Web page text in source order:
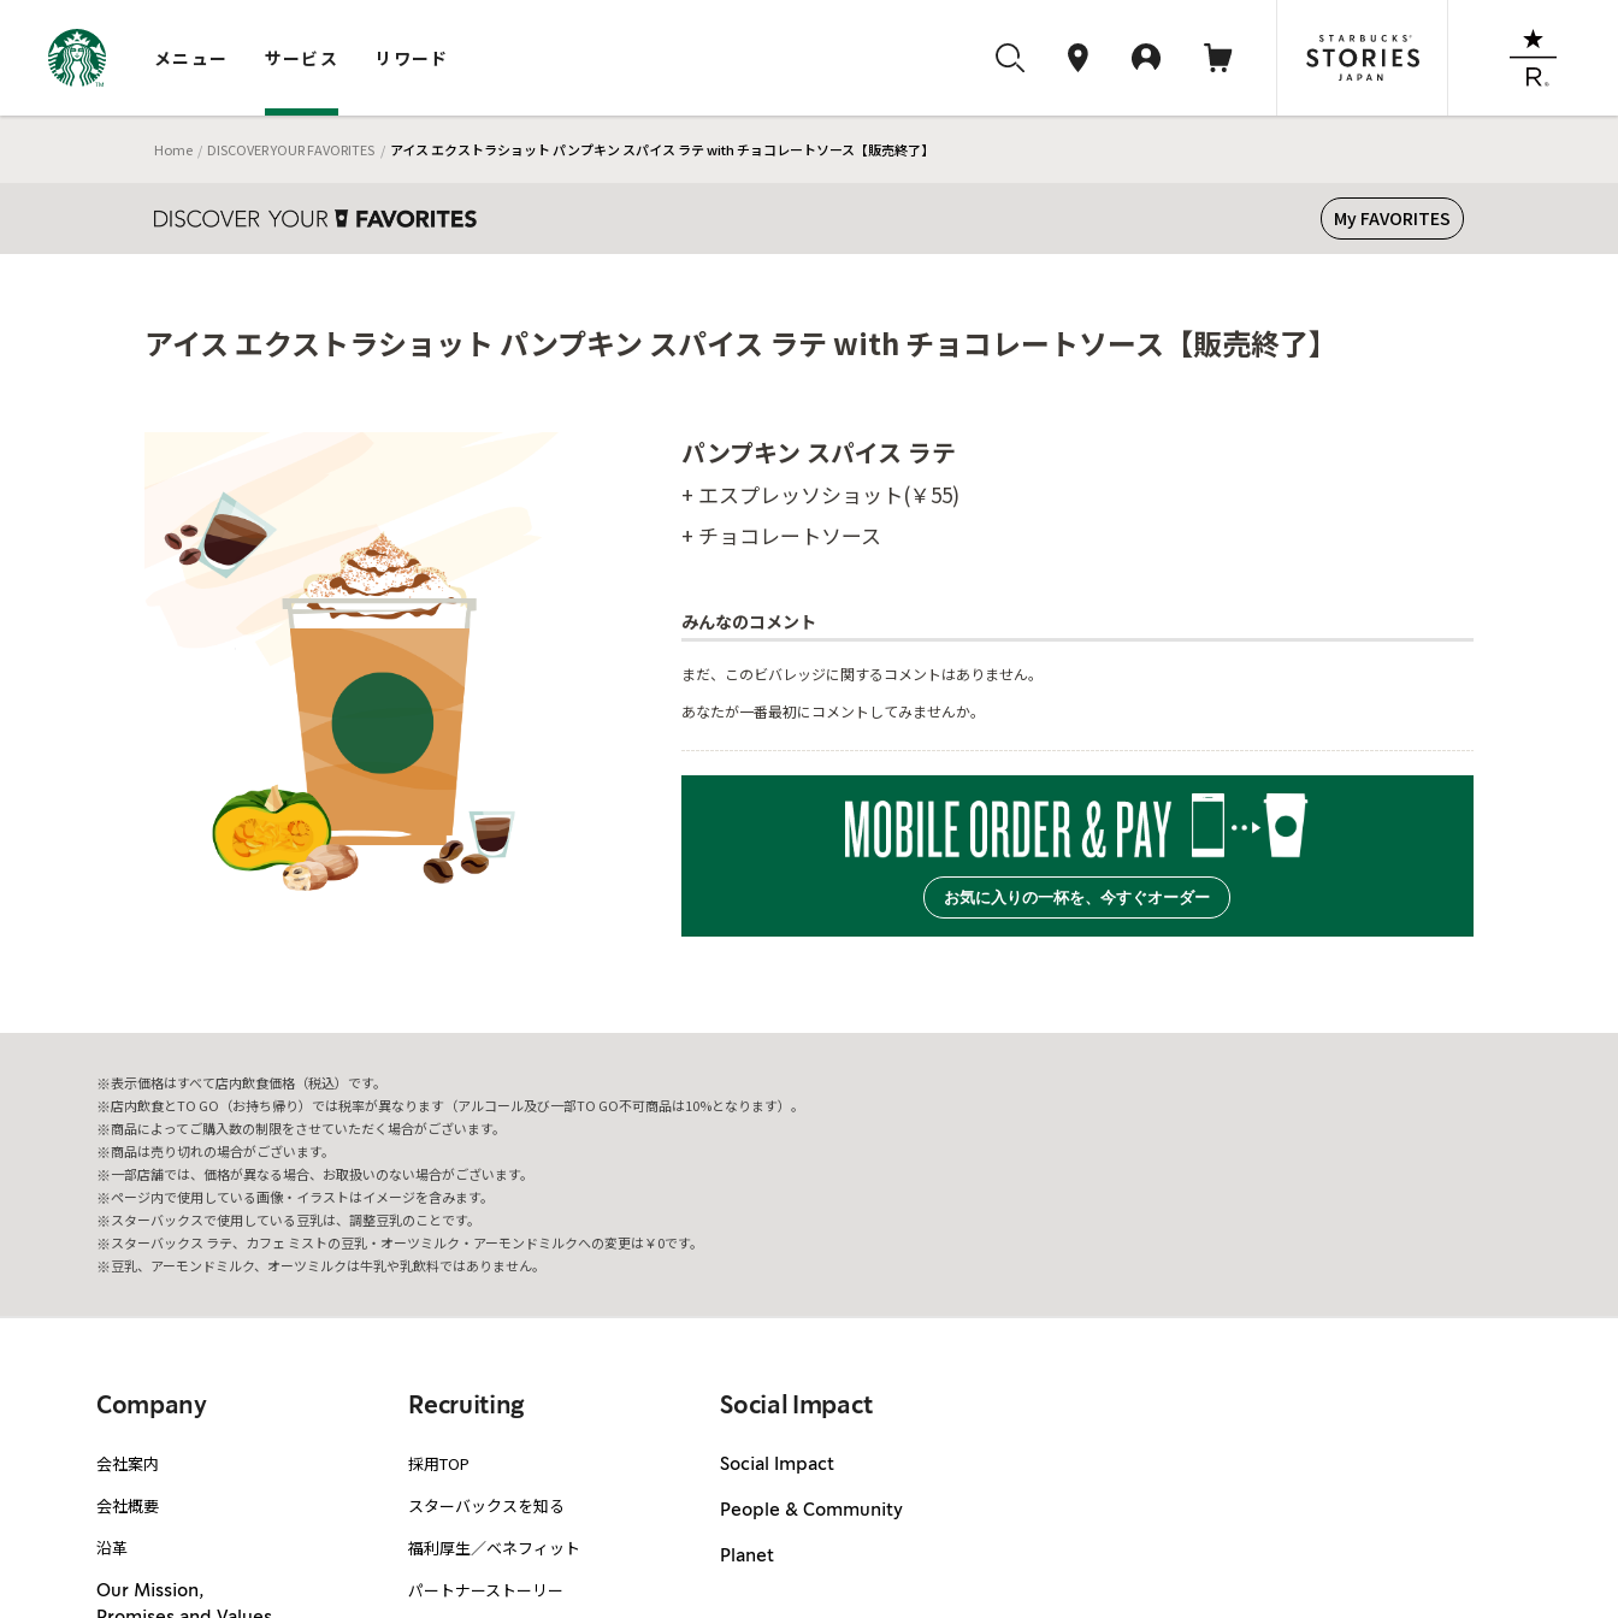
メニュー サービス リワード
Home DISCOVER YOUR FAVORITES アイス エクストラショット パンプキン スパイス ラテ with チョコレートソース【販売終了】
My FAVORITES
アイス エクストラショット パンプキン スパイス ラテ with チョコレートソース【販売終了】
パンプキン スパイス ラテ
+ エスプレッソショット(￥55)
+ チョコレートソース
みんなのコメント
まだ、このビバレッジに関するコメントはありません。
あなたが一番最初にコメントしてみませんか。
お気に入りの一杯を、今すぐオーダー
表示価格はすべて店内飲食価格（税込）です。
店内飲食とTO GO（お持ち帰り）では税率が異なります（アルコール及び一部TO GO不可商品は10%となります）。
商品によってご購入数の制限をさせていただく場合がございます。
商品は売り切れの場合がございます。
一部店舗では、価格が異なる場合、お取扱いのない場合がございます。
ページ内で使用している画像・イラストはイメージを含みます。
スターバックスで使用している豆乳は、調整豆乳のことです。
スターバックス ラテ、カフェ ミストの豆乳・オーツミルク・アーモンドミルクへの変更は￥0です。
豆乳、アーモンドミルク、オーツミルクは牛乳や乳飲料ではありません。
Company
会社案内
会社概要
沿革
Our Mission,
Recruiting
採用TOP
スターバックスを知る
福利厚生／ベネフィット
パートナーストーリー
Social Impact
Social Impact
People & Community
Planet